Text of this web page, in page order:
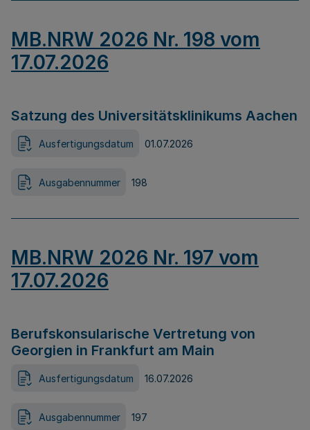
MB.NRW 2026 Nr. 198 vom
17.07.2026
Satzung des Universitätsklinikums Aachen
Ausfertigungsdatum 01.07.2026
Ausgabennummer 198
MB.NRW 2026 Nr. 197 vom
17.07.2026
Berufskonsularische Vertretung von
Georgien in Frankfurt am Main
Ausfertigungsdatum 16.07.2026
Ausgabennummer 197